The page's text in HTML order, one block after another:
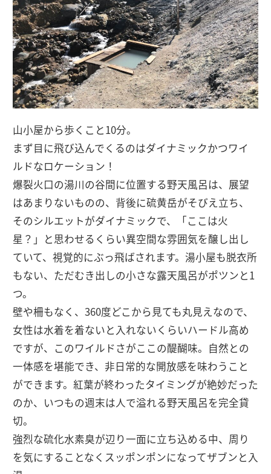
山小屋から歩くこと10分。
まず目に飛び込んでくるのはダイナミックかつワイ
ルドなロケーション！
爆裂火口の湯川の谷間に位置する野天風呂は、展望
はあまりないものの、背後に硫黄岳がそびえ立ち、
そのシルエットがダイナミックで、「ここは火
星？」と思わせるくらい異空間な雰囲気を醸し出し
ていて、視覚的にぶっ飛ばされます。湯小屋も脱衣所
もない、ただむき出しの小さな露天風呂がポツンと1
つ。
壁や柵もなく、360度どこから見ても丸見えなので、
女性は水着を着ないと入れないくらいハードル高め
ですが、このワイルドさがここの醍醐味。自然との
一体感を堪能でき、非日常的な開放感を味わうこと
ができます。紅葉が終わったタイミングが絶妙だった
のか、いつもの週末は人で溢れる野天風呂を完全貸
切。
強烈な硫化水素臭が辺り一面に立ち込める中、周り
を気にすることなくスッポンポンになってザブンと入